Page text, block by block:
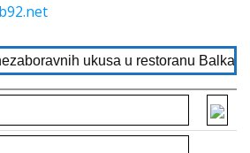
b92.net
ukusa u restoranu